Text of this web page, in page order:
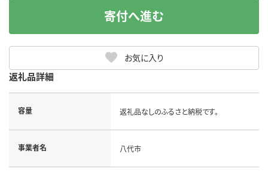
お気に入り
寄付へ進む
返礼品詳細
容量 返礼品なしのふるさと納税です。
事業者名 八代市